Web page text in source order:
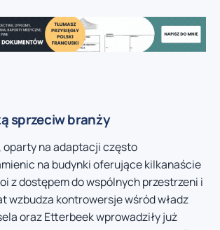
sprzeciw branży
oparty na adaptacji często
na budynki oferujące kilkanaście
z dostępem do wspólnych przestrzeni i
wzbudza kontrowersje wśród władz
oraz Etterbeek wprowadziły już